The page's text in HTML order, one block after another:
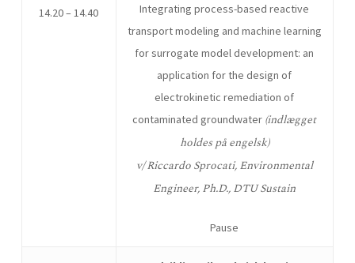
14.20 – 14.40
Integrating process-based reactive
transport modeling and machine learning
for surrogate model development: an
application for the design of
electrokinetic remediation of
contaminated groundwater (indlægget
holdes på engelsk)
v/ Riccardo Sprocati, Environmental
Engineer, Ph.D., DTU Sustain
Pause